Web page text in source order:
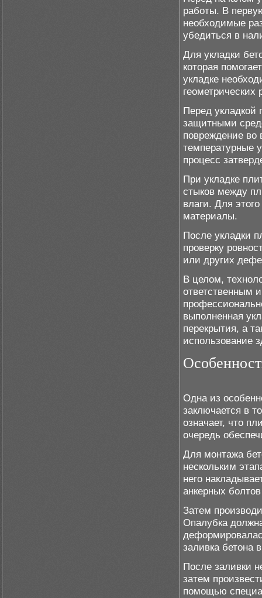
работы. В
необходимые
убедиться в
Для укладки
которая
укладке
Перед укладкой
защитными
повреждение во
температурные
процесс
При укладке
стыков между
влаги. Для
материалы.
После укладки
проверку
или других
В целом,
ответственным
выполненная
перекрытия, а
использование
Одна из
заключается в
означает, что
очередь
Для монтажа
нескольким
него
анкерных
Затем
Опалубка
заливка бетона
После заливки
затем
помощью